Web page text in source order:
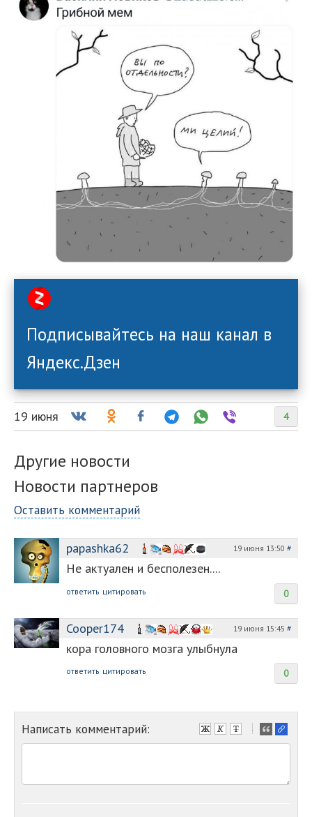
Подписывайтесь на наш канал в
Яндекс.Дзен
4
19 июня
Другие новости
Новости партнеров
Оставить комментарий
papashka62 19 июня 13:50 #
Не актуален и бесполезен....
0
ответить цитировать
Cooper174 19 июня 15:45 #
кора головного мозга улыбнула
0
ответить цитировать
Написать комментарий:
-
-
-